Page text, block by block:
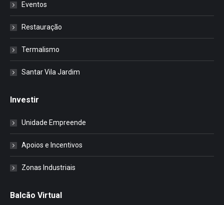
Eventos
Restauração
Termalismo
Santar Vila Jardim
Investir
Unidade Empreende
Apoios e Incentivos
Zonas Industriais
Balcão Virtual